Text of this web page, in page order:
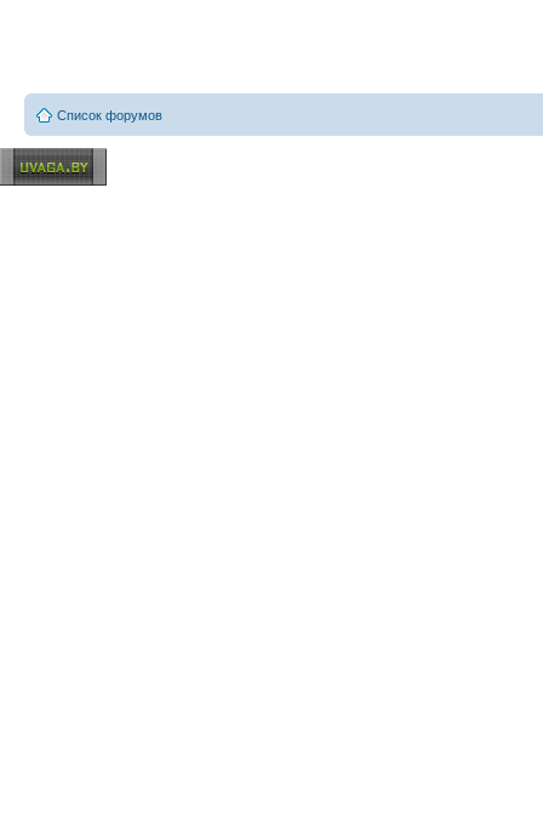
Список форумов